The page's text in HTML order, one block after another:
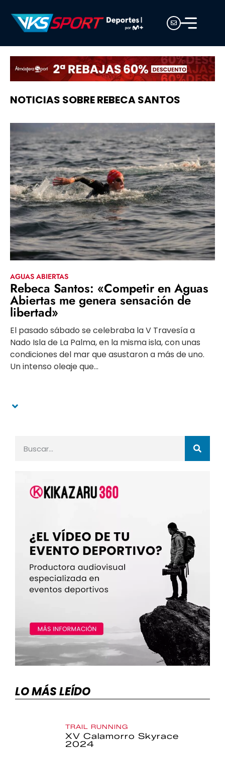
NOTICIAS SOBRE REBECA SANTOS
AGUAS ABIERTAS
Rebeca Santos: «Competir en Aguas
Abiertas me genera sensación de
libertad»
El pasado sábado se celebraba la V Travesía a
Nado Isla de La Palma, en la misma isla, con unas
condiciones del mar que asustaron a más de uno.
Un intenso oleaje que...
LO MÁS LEÍDO
TRAIL RUNNING
XV Calamorro Skyrace
2024